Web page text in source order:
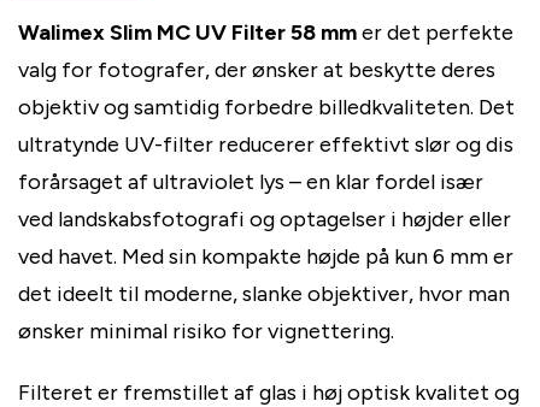
Walimex Slim MC UV Filter 58 mmer det perfekte
valg for fotografer, der ønsker at beskytte deres
objektiv og samtidig forbedre billedkvaliteten. Det
ultratynde UV-filter reducerer effektivt slør og dis
forårsaget af ultraviolet lys – en klar fordel især
ved landskabsfotografi og optagelser i højder eller
ved havet. Med sin kompakte højde på kun 6 mm er
det ideelt til moderne, slanke objektiver, hvor man
ønsker minimal risiko for vignettering.
Filteret er fremstillet af glas i høj optisk kvalitet og